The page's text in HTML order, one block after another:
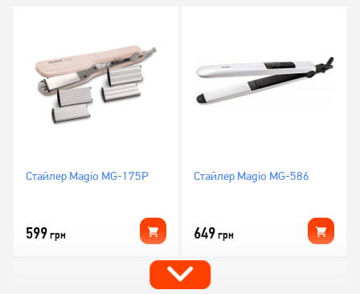
Стайлер Magio MG-175P
599грн
Стайлер Magio MG-586
649грн